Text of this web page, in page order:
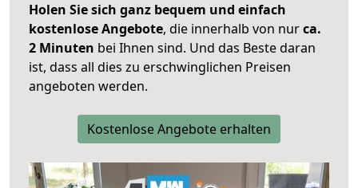
Holen Sie sich ganz bequem und einfach
kostenlose Angebote, die innerhalb von nurca.
2 Minuten bei Ihnen sind. Und das Beste daran
ist, dass all dies zu erschwinglichen Preisen
angeboten werden.
Kostenlose Angebote erhalten